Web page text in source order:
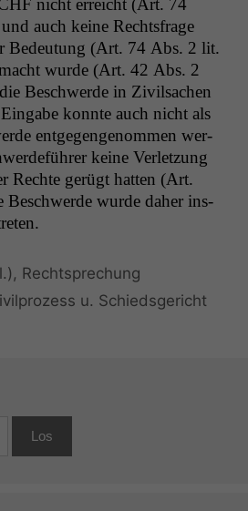
auch keine Rechts­frage
Bedeu­tung (Art. 74 Abs. 2 lit.
wurde (Art. 42 Abs. 2
Beschw­erde in Zivil­sachen
kon­nte auch nicht als
ent­ge­gengenom­men wer­
keine Ver­let­zung
Rechte gerügt hat­ten (Art.
Beschw­erde wurde daher ins­
, Rechtsprechung
u. Schiedsgericht